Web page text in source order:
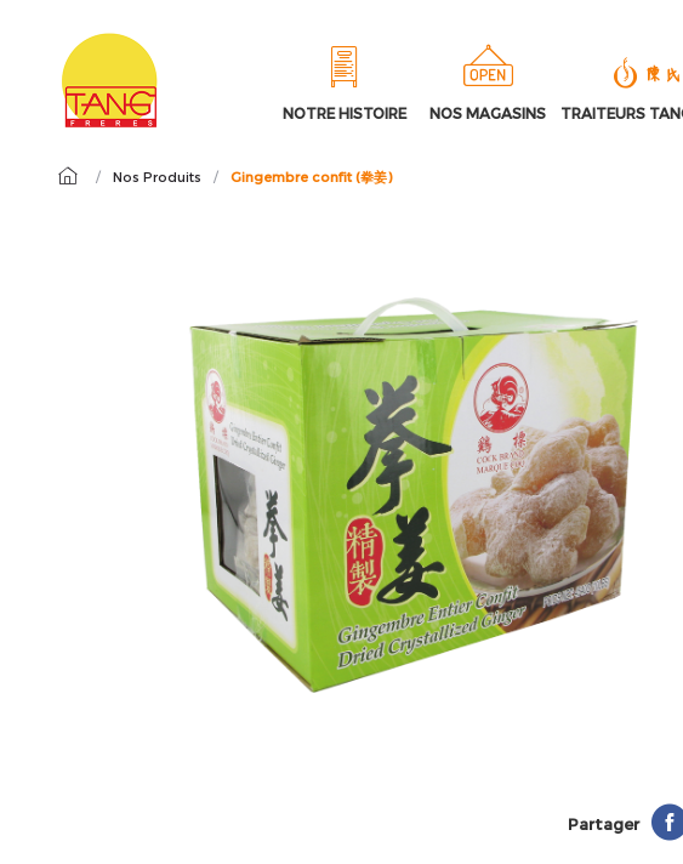
NOTRE HISTOIRE NOS MAGASINS TRAITEURS
/ Nos Produits / Gingembre confit (拳姜)
Partager